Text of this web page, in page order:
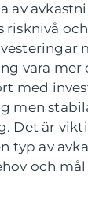
av
risknivå
vara mer
med
men
Det är
typ av
och mål